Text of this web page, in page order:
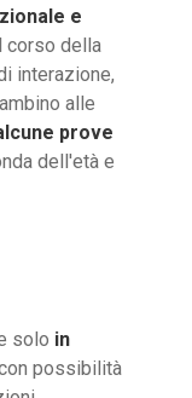
e
corso della
interazione,
alle
prove
dell'età e
solo in
possibilità